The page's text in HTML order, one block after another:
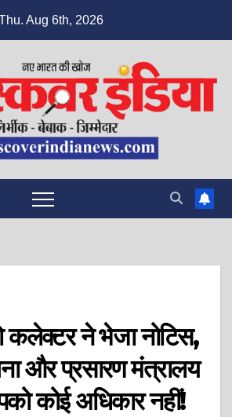
Aug 6th, 2026
कलेक्टर ने भेजा नोटिस,
और प्रसारण मंत्रालय
कोई अधिकार नहीं!